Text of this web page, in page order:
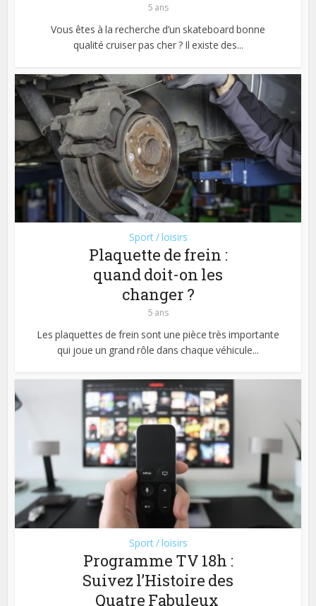
5 ans
Vous êtes à la recherche d’un skateboard bonne
qualité cruiser pas cher ? Il existe des...
Sport / loisirs
Plaquette de frein :
quand doit-on les
changer ?
5 ans
Les plaquettes de frein sont une pièce très importante
qui joue un grand rôle dans chaque véhicule...
Sport / loisirs
Programme TV 18h :
Suivez l’Histoire des
Quatre Fabuleux